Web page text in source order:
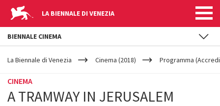
LA BIENNALE DI VENEZIA
YOUR
ARE
La Biennale di Venezia Cinema (2018) Programma
CINEMA
A TRAMWAY IN JERUSALEM
BIENNALE CINEMA